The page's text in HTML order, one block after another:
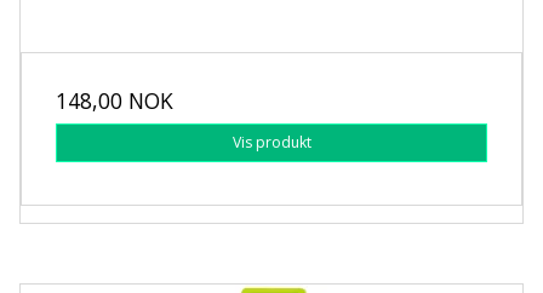
148,00 NOK
Vis produkt